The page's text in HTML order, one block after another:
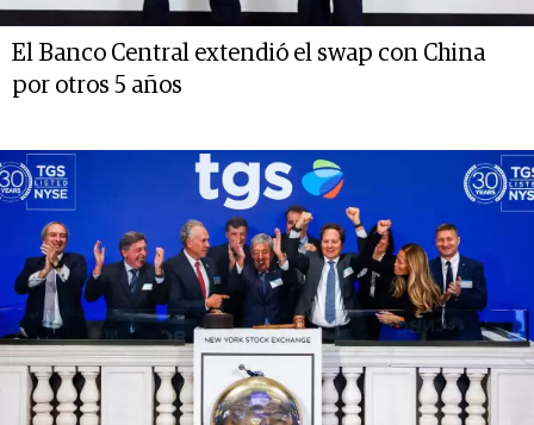
El Banco Central extendió el swap con China
por otros 5 años